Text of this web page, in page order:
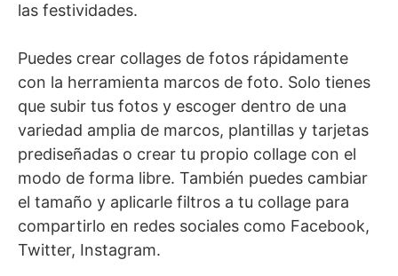
las festividades.
Puedes crear collages de fotos rápidamente
con la herramienta marcos de foto. Solo tienes
que subir tus fotos y escoger dentro de una
variedad amplia de marcos, plantillas y tarjetas
prediseñadas o crear tu propio collage con el
modo de forma libre. También puedes cambiar
el tamaño y aplicarle filtros a tu collage para
compartirlo en redes sociales como Facebook,
Twitter, Instagram.